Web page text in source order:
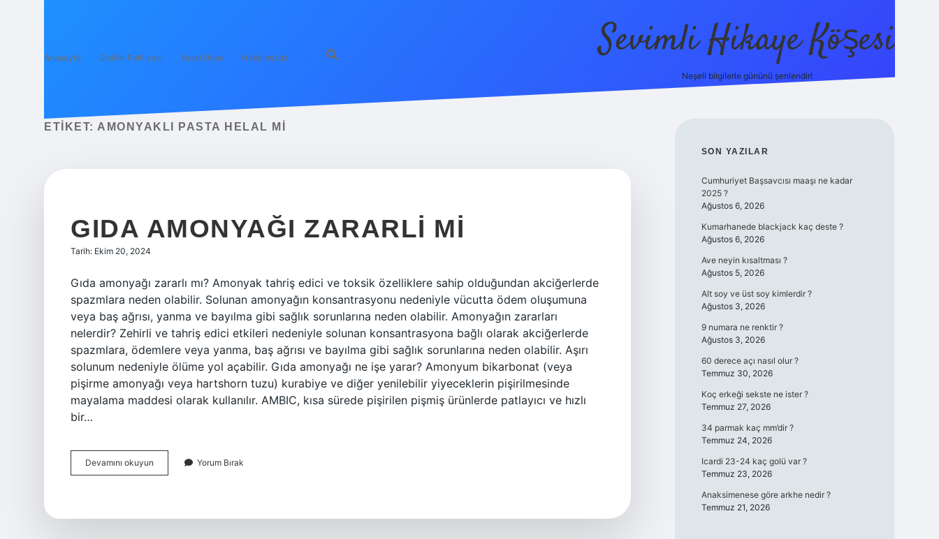
Anasayfa Gizlilik Politikası Yasal Uyarı Hakkımızda Sevimli Hikaye Köşesi
Neşeli bilgilerle gününü şenlendir!
ETIKET: AMONYAKLI PASTA HELAL MI
GIDA AMONYAĞI ZARARLI MI
Tarih: Ekim 20, 2024
Gıda amonyağı zararlı mı? Amonyak tahriş edici ve toksik özelliklere sahip olduğundan akciğerlerde
spazmlara neden olabilir. Solunan amonyağın konsantrasyonu nedeniyle vücutta ödem oluşumuna
veya baş ağrısı, yanma ve bayılma gibi sağlık sorunlarına neden olabilir. Amonyağın zararları
nelerdir? Zehirli ve tahriş edici etkileri nedeniyle solunan konsantrasyona bağlı olarak akciğerlerde
spazmlara, ödemlere veya yanma, baş ağrısı ve bayılma gibi sağlık sorunlarına neden olabilir. Aşırı
solunum nedeniyle ölüme yol açabilir. Gıda amonyağı ne işe yarar? Amonyum bikarbonat (veya
pişirme amonyağı veya hartshorn tuzu) kurabiye ve diğer yenilebilir yiyeceklerin pişirilmesinde
mayalama maddesi olarak kullanılır. AMBIC, kısa sürede pişirilen pişmiş ürünlerde patlayıcı ve hızlı
bir…
Devamını okuyun
Amonyağı
Yorum Bırak
SIDEBAR
SON YAZILAR
Cumhuriyet Başsavcısı maaşı ne kadar
2025 ?
Ağustos 6, 2026
Kumarhanede blackjack kaç deste ?
Ağustos 6, 2026
Ave neyin kısaltması ?
Ağustos 5, 2026
Alt soy ve üst soy kimlerdir ?
Ağustos 3, 2026
9 numara ne renktir ?
Ağustos 3, 2026
60 derece açı nasıl olur ?
Temmuz 30, 2026
Koç erkeği sekste ne ister ?
Temmuz 27, 2026
34 parmak kaç mm’dir ?
Temmuz 24, 2026
Icardi 23-24 kaç golü var ?
Temmuz 23, 2026
Anaksimenese göre arkhe nedir ?
Temmuz 21, 2026